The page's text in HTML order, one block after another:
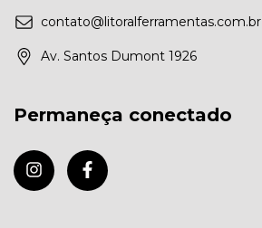
contato@litoralferramentas.com.br
Av. Santos Dumont 1926
Permaneça conectado